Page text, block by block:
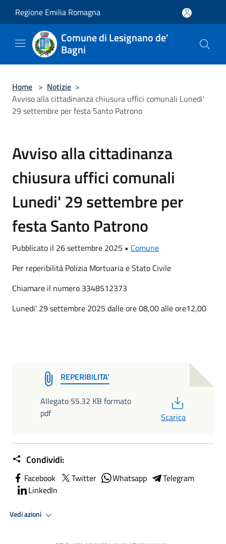
Regione Emilia Romagna
Comune di Lesignano de'
Bagni
Home > Notizie >
Avviso alla cittadinanza chiusura uffici comunali Lunedi'
29 settembre per festa Santo Patrono
Avviso alla cittadinanza
chiusura uffici comunali
Lunedi' 29 settembre per
festa Santo Patrono
Pubblicato il 26 settembre 2025 • Comune
Per reperibilità Polizia Mortuaria e Stato Civile
Chiamare il numero 3348512373
Lunedi' 29 settembre 2025 dalle ore 08,00 alle ore12,00
REPERIBILITA'
Allegato 55.32 KB formato
pdf
Scarica
Condividi:
Facebook Twitter Whatsapp
Telegram
LinkedIn
Vedi azioni